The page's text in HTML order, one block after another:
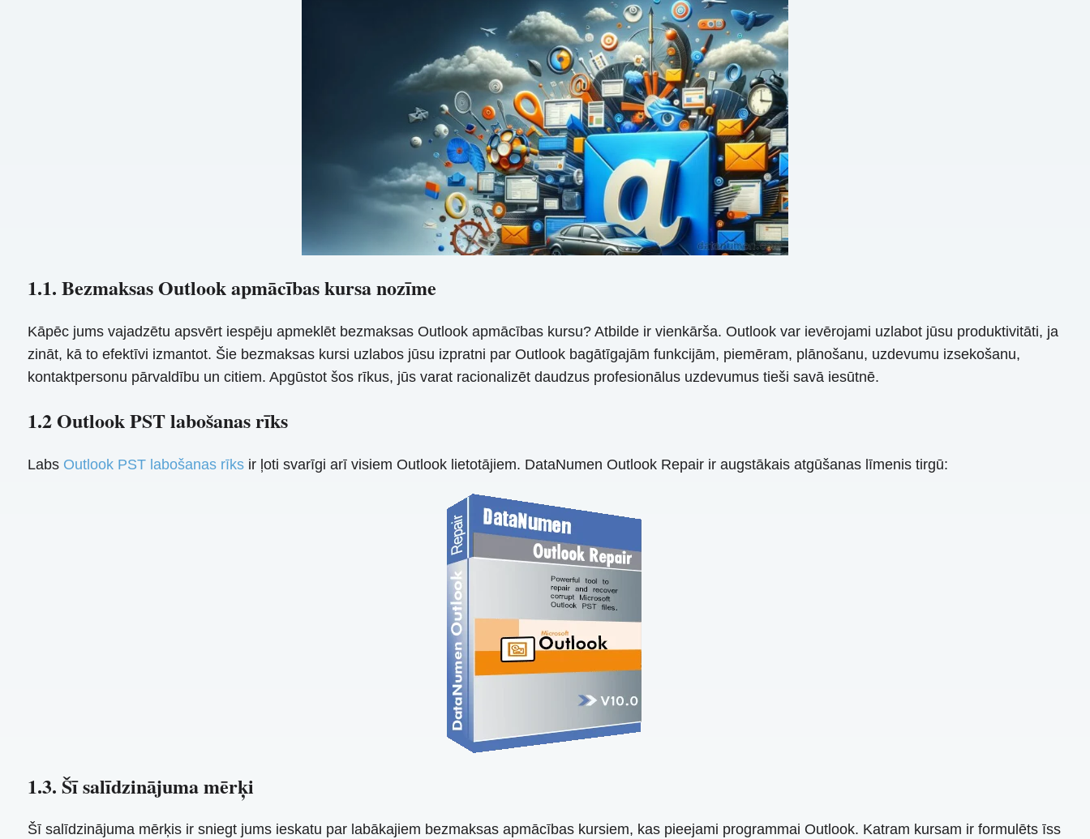
1.1. Bezmaksas Outlook apmācības kursa nozīme
Kāpēc jums vajadzētu apsvērt iespēju apmeklēt bezmaksas Outlook apmācības kursu? Atbilde ir vienkārša. Outlook var ievērojami uzlabot jūsu produktivitāti, ja
zināt, kā to efektīvi izmantot. Šie bezmaksas kursi uzlabos jūsu izpratni par Outlook bagātīgajām funkcijām, piemēram, plānošanu, uzdevumu izsekošanu,
kontaktpersonu pārvaldību un citiem. Apgūstot šos rīkus, jūs varat racionalizēt daudzus profesionālus uzdevumus tieši savā iesūtnē.
1.2 Outlook PST labošanas rīks
Labs Outlook PST labošanas rīksir ļoti svarīgi arī visiem Outlook lietotājiem. DataNumen Outlook Repair ir augstākais atgūšanas līmenis tirgū:
1.3. Šī salīdzinājuma mērķi
Šī salīdzinājuma mērķis ir sniegt jums ieskatu par labākajiem bezmaksas apmācības kursiem, kas pieejami programmai Outlook. Katram kursam ir formulēts īss